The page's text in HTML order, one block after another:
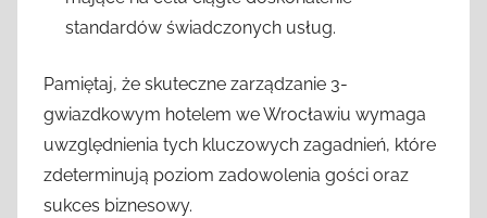
standardów świadczonych usług.
Pamiętaj, że skuteczne zarządzanie 3-
gwiazdkowym hotelem we Wrocławiu wymaga
uwzględnienia tych kluczowych zagadnień, które
zdeterminują poziom zadowolenia gości oraz
sukces biznesowy.